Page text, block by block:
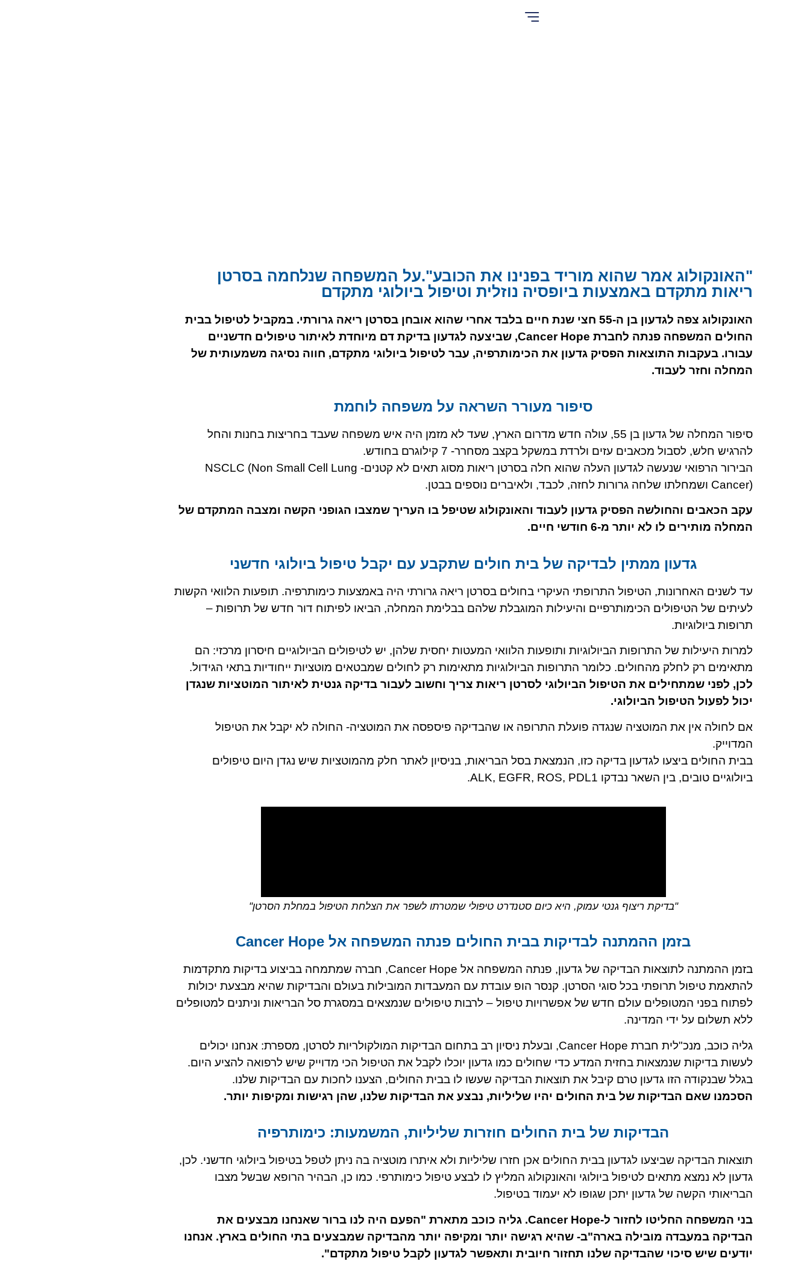
"האונקולוג אמר שהוא מוריד בפנינו את הכובע".על המשפחה שנלחמה בסרטן
ריאות מתקדם באמצעות ביופסיה נוזלית וטיפול ביולוגי מתקדם
האונקולוג צפה לגדעון בן ה-55 חצי שנת חיים בלבד אחרי שהוא אובחן בסרטן ריאה גרורתי. במקביל לטיפול בבית
החולים המשפחה פנתה לחברת Cancer Hope, שביצעה לגדעון בדיקת דם מיוחדת לאיתור טיפולים חדשניים
עבורו. בעקבות התוצאות הפסיק גדעון את הכימותרפיה, עבר לטיפול ביולוגי מתקדם, חווה נסיגה משמעותית של
המחלה וחזר לעבוד.
סיפור מעורר השראה על משפחה לוחמת
סיפור המחלה של גדעון בן 55, עולה חדש מדרום הארץ, שעד לא מזמן היה איש משפחה שעבד בחריצות בחנות והחל
להרגיש חלש, לסבול מכאבים עזים ולרדת במשקל בקצב מסחרר- 7 קילוגרם בחודש.
הבירור הרפואי שנעשה לגדעון העלה שהוא חלה בסרטן ריאות מסוג תאים לא קטנים- NSCLC (Non Small Cell Lung
Cancer) ושמחלתו שלחה גרורות לחזה, לכבד, ולאיברים נוספים בבטן.
עקב הכאבים והחולשה הפסיק גדעון לעבוד והאונקולוג שטיפל בו העריך שמצבו הגופני הקשה ומצבה המתקדם של
המחלה מותירים לו לא יותר מ-6 חודשי חיים.
גדעון ממתין לבדיקה של בית חולים שתקבע עם יקבל טיפול ביולוגי חדשני
עד לשנים האחרונות, הטיפול התרופתי העיקרי בחולים בסרטן ריאה גרורתי היה באמצעות כימותרפיה. תופעות הלוואי הקשות
לעיתים של הטיפולים הכימותרפיים והיעילות המוגבלת שלהם בבלימת המחלה, הביאו לפיתוח דור חדש של תרופות –
תרופות ביולוגיות.
למרות היעילות של התרופות הביולוגיות ותופעות הלוואי המעטות יחסית שלהן, יש לטיפולים הביולוגיים חיסרון מרכזי: הם
מתאימים רק לחלק מהחולים. כלומר התרופות הביולוגיות מתאימות רק לחולים שמבטאים מוטציות ייחודיות בתאי הגידול.
לכן, לפני שמתחילים את הטיפול הביולוגי לסרטן ריאות צריך וחשוב לעבור בדיקה גנטית לאיתור המוטציות שנגדן
יכול לפעול הטיפול הביולוגי.
אם לחולה אין את המוטציה שנגדה פועלת התרופה או שהבדיקה פיספסה את המוטציה- החולה לא יקבל את הטיפול
המדוייק.
בבית החולים ביצעו לגדעון בדיקה כזו, הנמצאת בסל הבריאות, בניסיון לאתר חלק מהמוטציות שיש נגדן היום טיפולים
ביולוגיים טובים, בין השאר נבדקו ALK, EGFR, ROS, PDL1.
"בדיקת ריצוף גנטי עמוק, היא כיום סטנדרט טיפולי שמטרתו לשפר את הצלחת הטיפול במחלת הסרטן"
בזמן ההמתנה לבדיקות בבית החולים פנתה המשפחה אל Cancer Hope
בזמן ההמתנה לתוצאות הבדיקה של גדעון, פנתה המשפחה אל Cancer Hope, חברה שמתמחה בביצוע בדיקות מתקדמות
להתאמת טיפול תרופתי בכל סוגי הסרטן. קנסר הופ עובדת עם המעבדות המובילות בעולם והבדיקות שהיא מבצעת יכולות
לפתוח בפני המטופלים עולם חדש של אפשרויות טיפול – לרבות טיפולים שנמצאים במסגרת סל הבריאות וניתנים למטופלים
ללא תשלום על ידי המדינה.
גליה כוכב, מנכ"לית חברת Cancer Hope, ובעלת ניסיון רב בתחום הבדיקות המולקולריות לסרטן, מספרת: אנחנו יכולים
לעשות בדיקות שנמצאות בחזית המדע כדי שחולים כמו גדעון יוכלו לקבל את הטיפול הכי מדוייק שיש לרפואה להציע היום.
בגלל שבנקודה הזו גדעון טרם קיבל את תוצאות הבדיקה שעשו לו בבית החולים, הצענו לחכות עם הבדיקות שלנו.
הסכמנו שאם הבדיקות של בית החולים יהיו שליליות, נבצע את הבדיקות שלנו, שהן רגישות ומקיפות יותר.
הבדיקות של בית החולים חוזרות שליליות, המשמעות: כימותרפיה
תוצאות הבדיקה שביצעו לגדעון בבית החולים אכן חזרו שליליות ולא איתרו מוטציה בה ניתן לטפל בטיפול ביולוגי חדשני. לכן,
גדעון לא נמצא מתאים לטיפול ביולוגי והאונקולוג המליץ לו לבצע טיפול כימותרפי. כמו כן, הבהיר הרופא שבשל מצבו
הבריאותי הקשה של גדעון יתכן שגופו לא יעמוד בטיפול.
בני המשפחה החליטו לחזור ל-Cancer Hope. גליה כוכב מתארת "הפעם היה לנו ברור שאנחנו מבצעים את
הבדיקה במעבדה מובילה בארה"ב- שהיא רגישה יותר ומקיפה יותר מהבדיקה שמבצעים בתי החולים בארץ. אנחנו
יודעים שיש סיכוי שהבדיקה שלנו תחזור חיובית ותאפשר לגדעון לקבל טיפול מתקדם".